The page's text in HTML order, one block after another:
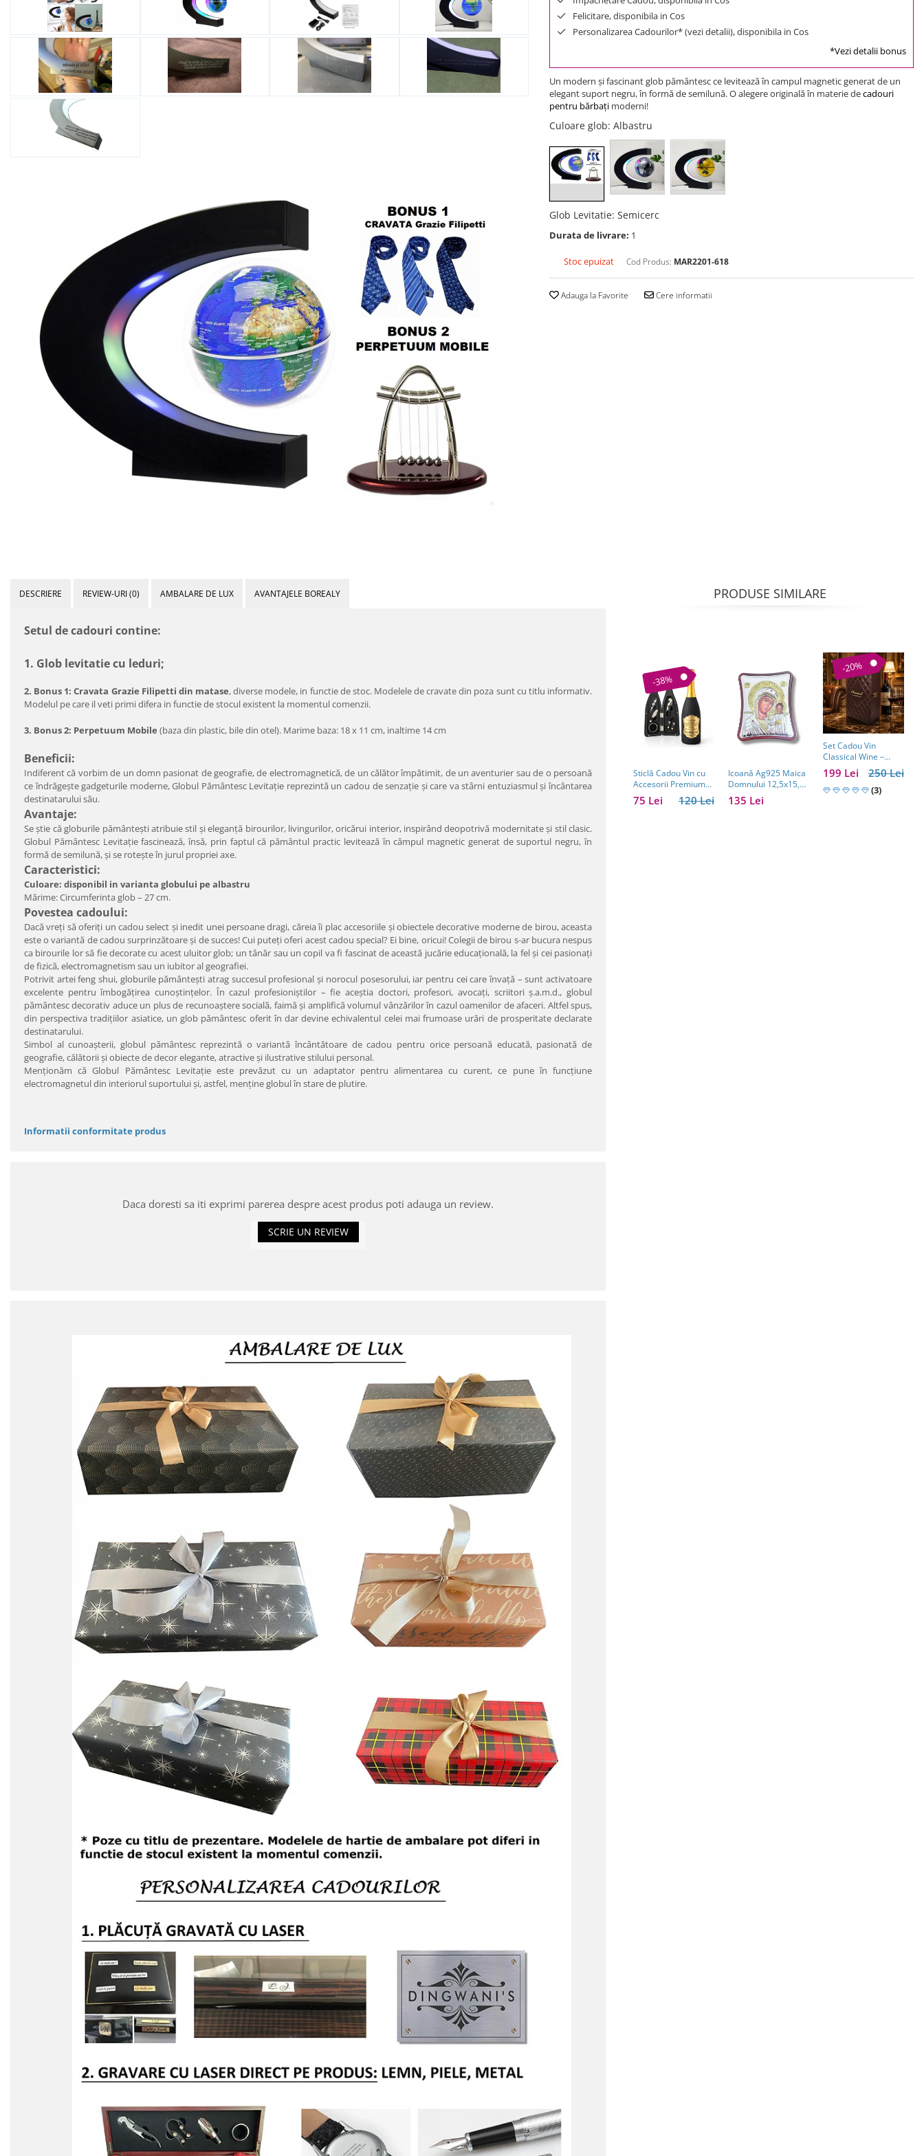
Reduceri
Cele mai noi
Cele mai vandute
Cele mai votate
500 Lei - 1000 Lei
Felicitare, disponibila in Cos
Personalizarea Cadourilor* (vezi detalii), disponibila in Cos
*Vezi detalii bonus
Un modern şi fascinant glob pământesc ce levitează în campul magnetic generat de un
elegant suport negru, în formă de semilună. O alegere originală în materie decadouri
pentru bărbaţi moderni!
Culoare glob: Albastru
Glob Levitatie: Semicerc
Durata de livrare: 1
Stoc epuizat Cod Produs: MAR2201-618
Adauga la Favorite Cere informatii
DESCRIERE REVIEW-URI(0) AMBALARE DE LUX AVANTAJELE BOREALY
Setul de cadouri contine:
1. Glob levitatie cu leduri;
2. Bonus 1: Cravata Grazie Filipetti din matase, diverse modele, in functie de stoc. Modelele de cravate din poza sunt cu titlu informativ.
Modelul pe care il veti primi difera in functie de stocul existent la momentul comenzii.
3. Bonus 2: Perpetuum Mobile (bazadin plastic, bile din otel). Marime baza: 18 x 11 cm, inaltime 14 cm
Beneficii:
Indiferent că vorbim de un domn pasionat de geografie, de electromagnetică, de un călător împătimit, de un aventurier sau de o persoană
ce îndrăgeşte gadgeturile moderne, Globul Pământesc Levitaţie reprezintă un cadou de senzaţie şi care va stârni entuziasmul şi încântarea
destinatarului său.
Avantaje:
Se ştie că globurile pământeşti atribuie stil şi eleganţă birourilor, livingurilor, oricărui interior, inspirând deopotrivă modernitate şi stil clasic.
Globul Pământesc Levitaţie fascinează, însă, prin faptul că pământul practic levitează în câmpul magnetic generat de suportul negru, în
formă de semilună, şi se roteşte în jurul propriei axe.
Caracteristici:
Culoare: disponibil in varianta globului pe albastru
Mărime: Circumferinta glob – 27 cm.
Povestea cadoului:
Dacă vreţi să oferiţi un cadou select şi inedit unei persoane dragi, căreia îi plac accesoriile şi obiectele decorative moderne de birou, aceasta
este o variantă de cadou surprinzătoare şi de succes! Cui puteţi oferi acest cadou special? Ei bine, oricui! Colegii de birou s-ar bucura nespus
ca birourile lor să fie decorate cu acest uluitor glob; un tânăr sau un copil va fi fascinat de această jucărie educaţională, la fel şi cei pasionaţi
de fizică, electromagnetism sau un iubitor al geografiei.
Potrivit artei feng shui, globurile pământeşti atrag succesul profesional şi norocul posesorului, iar pentru cei care învaţă – sunt activatoare
excelente pentru îmbogăţirea cunoştinţelor. În cazul profesioniştilor – fie aceştia doctori, profesori, avocaţi, scriitori ş.a.m.d., globul
pământesc decorativ aduce un plus de recunoaştere socială, faimă şi amplifică volumul vânzărilor în cazul oamenilor de afaceri. Altfel spus,
din perspectiva tradiţiilor asiatice, un glob pământesc oferit în dar devine echivalentul celei mai frumoase urări de prosperitate declarate
destinatarului.
Simbol al cunoaşterii, globul pământesc reprezintă o variantă încântătoare de cadou pentru orice persoană educată, pasionată de
geografie, călătorii şi obiecte de decor elegante, atractive şi ilustrative stilului personal.
Menţionăm că Globul Pământesc Levitaţie este prevăzut cu un adaptator pentru alimentarea cu curent, ce pune în funcţiune
electromagnetul din interiorul suportului şi, astfel, menţine globul în stare de plutire.
Informatii conformitate produs
Daca doresti sa iti exprimi parerea despre acest produs poti adauga un review.
SCRIE UN REVIEW
PRODUSE SIMILARE
-38%
Sticlă Cadou Vin cu
Accesorii Premium
Personalizată – Set
Elegant pentru120 Lei
75 Lei
Icoană Ag925 Maica
Domnului 12,5x15,5
cm
135 Lei
-20%
Set Cadou Vin
Classical Wine –
Casetă Elegantă cu
Accesorii pentru Vin
250 Lei
199 Lei
(3)